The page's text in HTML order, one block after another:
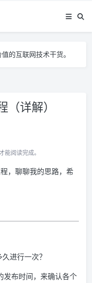
的互联网技术干货。
详解）
阅读完成。
，聊聊我的思路，希
进行一次？
发布时间，来确认各个